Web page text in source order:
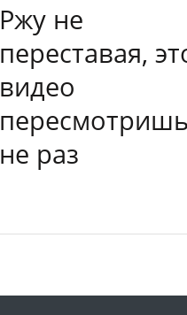
Ржу не
переставая,
видео
пересмотришь
не раз